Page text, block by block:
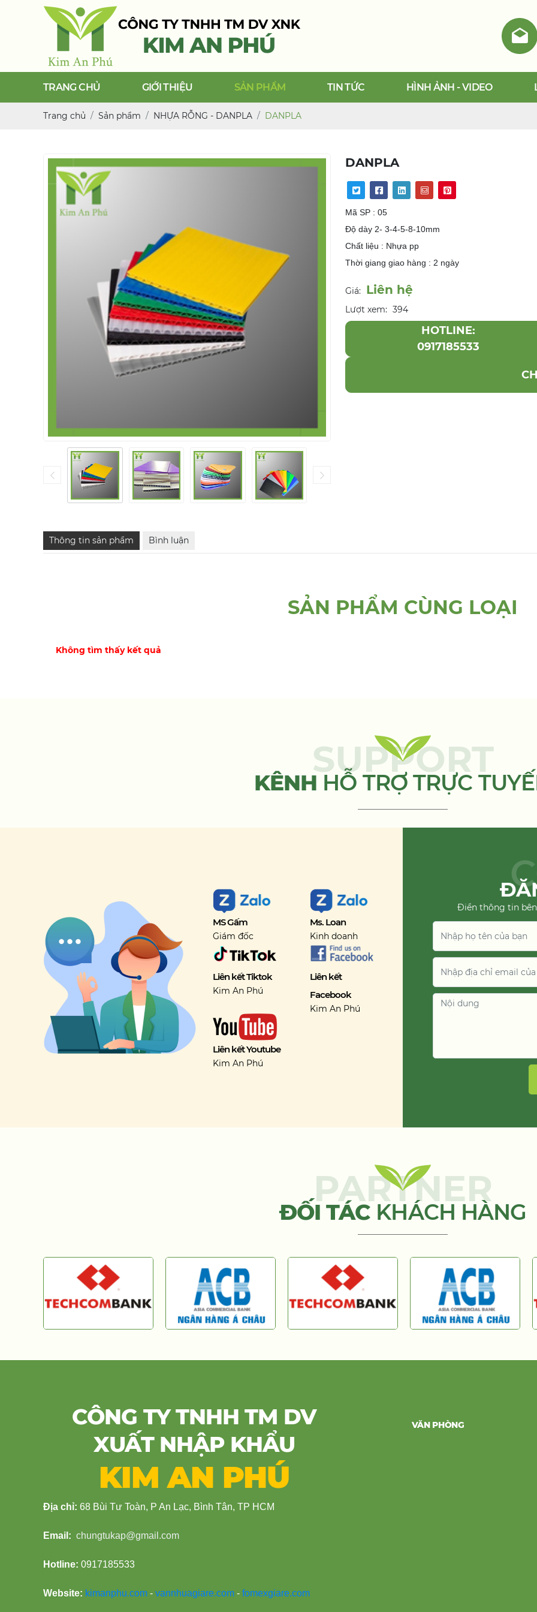
TRANG CHỦ GIỚI THIỆU SẢN PHẨM TIN TỨC HÌNH ẢNH - VIDEO
Trang chủ Sản phẩm NHỰA RỖNG - DANPLA DANPLA
DANPLA
Mã SP : 05
Độ dày 2- 3-4-5-8-10mm
Chất liệu : Nhựa pp
Thời giang giao hàng : 2 ngày
Giá: Liên hệ
Lượt xem: 394
HOTLINE:
0917185533
Thông tin sản phẩm Bình luận
SẢN PHẨM CÙNG LOẠI
Không tìm thấy kết quả
SUPPORT
KÊNH HỖ TRỢ TRỰC
MS Gấm
Giám đốc
Ms. Loan
Kinh doanh
Liên kết Tiktok
Kim An Phú
Liên kết
Facebook
Kim An Phú
Liên kết Youtube
Kim An Phú
Điền thông tin
PARTNER
ĐỐI TÁC KHÁCH HÀNG
CÔNG TY TNHH TM DV
XUẤT NHẬP KHẨU
KIM AN PHÚ
Địa chỉ: 68 Bùi Tư Toàn, P An Lạc, Bình Tân, TP HCM
Email: chungtukap@gmail.com
Hotline: 0917185533
Website: kimanphu.com - vannhuagiare.com - fomexgiare.com
VĂN PHÒNG